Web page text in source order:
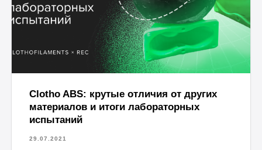
Clotho ABS: крутые отличия от других
материалов и итоги лабораторных
испытаний
29.07.2021